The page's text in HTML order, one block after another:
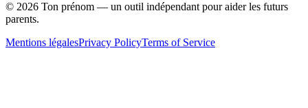
© 2026 Ton prénom — un outil indépendant pour aider les futurs
parents.
Mentions légalesPrivacy PolicyTerms of Service